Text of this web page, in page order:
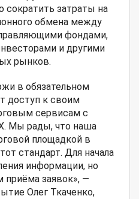
сократить затраты на
обмена между
фондами,
и другими
рынков.
в обязательном
доступ к своим
сервисам с
Мы рады, что наша
площадкой в
стандарт. Для начала
информации, но
заявок», —
Олег Ткаченко,